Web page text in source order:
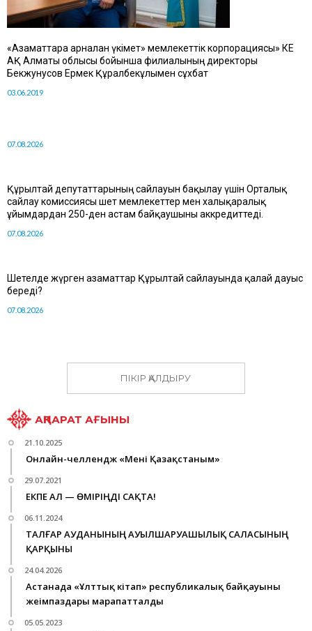
«Азаматтарға арналған үкімет» мемлекеттік корпорациясы» КЕ
АҚ Алматы облысы бойынша филиалының директоры
Бекжунусов Ермек Құралбекұлымен сұхбат
03.06.2019
07.08.2026
Құрылтай депутаттарының сайлауын бақылау үшін Орталық
сайлау комиссиясы шет мемлекеттер мен халықаралық
ұйымдардан 250-ден астам байқаушыны аккредиттеді.
07.08.2026
Шетелде жүрген азаматтар Құрылтай сайлауында қалай дауыс
береді?
07.08.2026
ПІКІР ҚАЛДЫРУ
АҚПАРАТ АҒЫНЫ
21.10.2025
Онлайн-челлендж «Менің Қазақстаным»
29.07.2021
ЕКПЕ АЛ — ӨМІРІҢДІ САҚТА!
06.11.2024
ТАЛҒАР АУДАНЫНЫҢ АУЫЛШАРУАШЫЛЫҚ САЛАСЫНЫҢ
ҚАРҚЫНЫ
24.04.2026
Астанада «Ұлттық кітап» республикалық байқауының
жеңімпаздары марапатталды
05.05.2023